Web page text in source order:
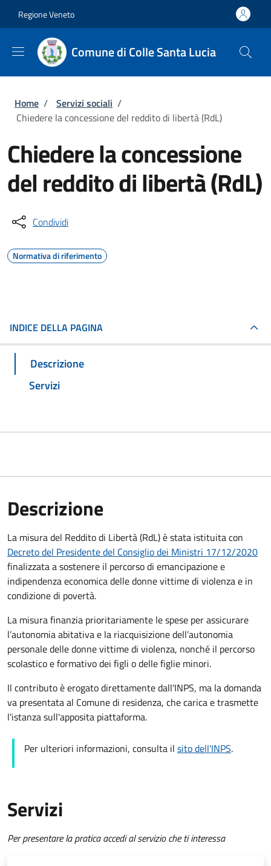
Regione Veneto
Comune di Colle Santa Lucia
Briciole di pane
Home / Servizi sociali /
Chiedere la concessione del reddito di libertà (RdL)
Chiedere la concessione
del reddito di libertà (RdL)
Condividi
Normativa di riferimento
INDICE DELLA PAGINA
Descrizione
Servizi
Descrizione
La misura del Reddito di Libertà (RdL) è stata istituita con
Decreto del Presidente del Consiglio dei Ministri 17/12/2020
finalizzata a sostenere il percorso di emancipazione e
indipendenza economica delle donne vittime di violenza e in
condizione di povertà.
La misura finanzia prioritariamente le spese per assicurare
l’autonomia abitativa e la riacquisizione dell’autonomia
personale delle donne vittime di violenza, nonché il percorso
scolastico e formativo dei figli o delle figlie minori.
Il contributo è erogato direttamente dall'INPS, ma la domanda
va presentata al Comune di residenza, che carica e trasmette
l'istanza sull'apposita piattaforma.
Per ulteriori informazioni, consulta il sito dell'INPS.
Servizi
Per presentare la pratica accedi al servizio che ti interessa